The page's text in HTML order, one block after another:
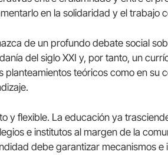
en la solidaridad y el trabajo
de un profundo debate social
del siglo XXI y, por tanto, un
planteamientos teóricos como en su
y flexible. La educación ya
e institutos al margen de la
debe garantizar mecanismos